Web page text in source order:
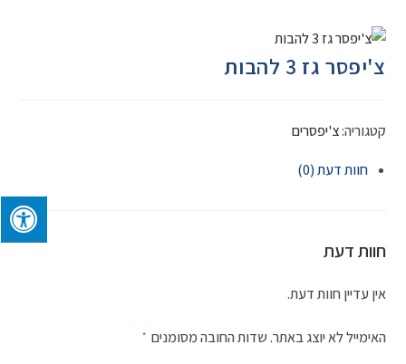
צ'יפסר גז 3 להבות
קטגוריה:צ'יפסרים
חוות דעת (0)
חוות דעת
אין עדיין חוות דעת.
האימייל לא יוצג באתר.שדות החובה מסומנים *